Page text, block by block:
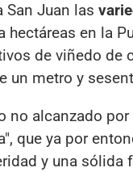
San Juan las
hectáreas en la
de viñedo de
un metro y
no alcanzado
que ya por
y una sólida